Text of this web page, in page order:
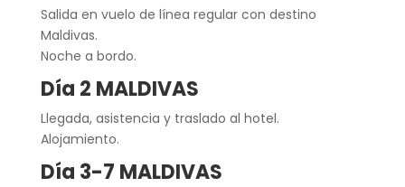
Salida en vuelo de línea regular con destino
Maldivas.
Noche a bordo.
Día 2 MALDIVAS
Llegada, asistencia y traslado al hotel.
Alojamiento.
Día 3-7 MALDIVAS